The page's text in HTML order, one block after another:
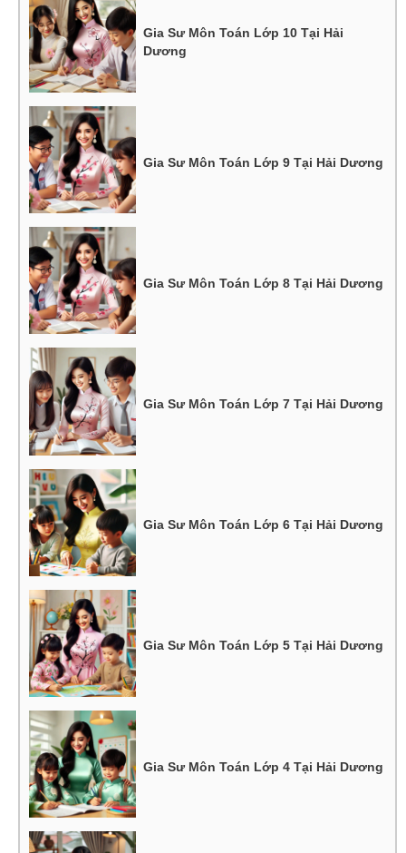
Gia Sư Môn Toán Lớp 10 Tại Hải
Dương
Gia Sư Môn Toán Lớp 9 Tại Hải Dương
Gia Sư Môn Toán Lớp 8 Tại Hải Dương
Gia Sư Môn Toán Lớp 7 Tại Hải Dương
Gia Sư Môn Toán Lớp 6 Tại Hải Dương
Gia Sư Môn Toán Lớp 5 Tại Hải Dương
Gia Sư Môn Toán Lớp 4 Tại Hải Dương